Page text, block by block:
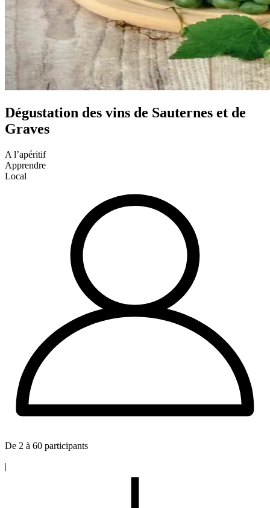
Dégustation des vins de Sauternes et de
Graves
A l’apéritif
Apprendre
Local
De 2 à 60 participants
|